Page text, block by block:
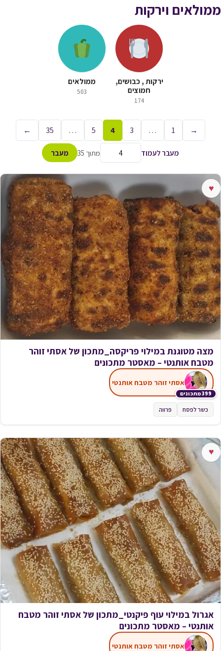
ממולאים וירקות
ירקות , כבושים,
חמוצים
174
ממולאים
503
→
1
…
3
4
5
…
35
←
מעבר לעמוד מתוך 35 מעבר
♥
מצה מטוגנת במילוי פריקסה_מתכון של אסתי זוהר
מטבח אותנטי – מאסטר מתכונים
399 מתכונים
אסתי זוהר מטבח אותנטי
כשר לפסח פרווה
♥
אגרול במילוי עוף פיקנטי_מתכון של אסתי זוהר מטבח
אותנטי – מאסטר מתכונים
אסתי זוהר מטבח אותנטי